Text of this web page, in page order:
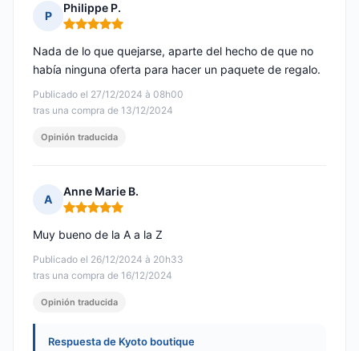
P
Philippe P.
Nota: 5 de 5
Publicado el 27/12/2024 à 08h00
tras una compra de 13/12/2024
Nada de lo que quejarse, aparte del hecho de que no
había ninguna oferta para hacer un paquete de regalo.
Opinión traducida
A
Anne Marie B.
Nota: 5 de 5
Publicado el 26/12/2024 à 20h33
tras una compra de 16/12/2024
Muy bueno de la A a la Z
Opinión traducida
Respuesta de Kyoto boutique